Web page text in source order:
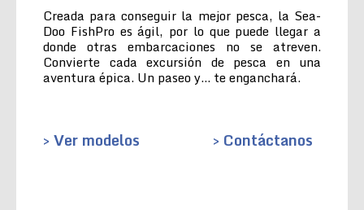
Creada para conseguir la mejor pesca, la Sea-
Doo FishPro es ágil, por lo que puede llegar a
donde otras embarcaciones no se atreven.
Convierte cada excursión de pesca en una
aventura épica. Un paseo y… te enganchará.
> Ver modelos > Contáctanos